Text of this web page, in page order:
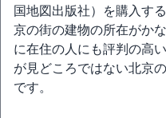
国地図出版社）を購入す
京の街の建物の所在がか
に在住の人にも評判の高
が見どころではない北京
です。